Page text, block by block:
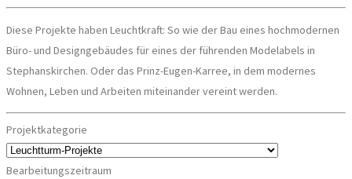
Diese Projekte haben Leuchtkraft: So wie der Bau eines hochmodernen
Büro- und Designgebäudes für eines der führenden Modelabels in
Stephanskirchen. Oder das Prinz-Eugen-Karree, in dem modernes
Wohnen, Leben und Arbeiten miteinander vereint werden.
Projektkategorie
Bearbeitungszeitraum